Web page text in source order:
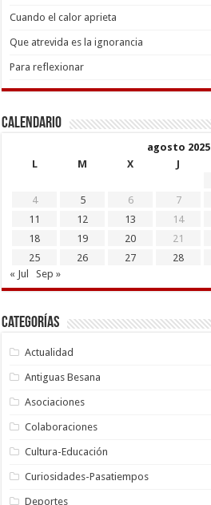
Cuando el calor aprieta
Que atrevida es la ignorancia
Para reflexionar
Calendario
agosto 2025
L
M X J
4
5 6 7
11
12 13 14
18
19 20 21
25
26 27 28
« Jul
Sep »
Categorías
Actualidad
Antiguas Besana
Asociaciones
Colaboraciones
Cultura-Educación
Curiosidades-Pasatiempos
Deportes